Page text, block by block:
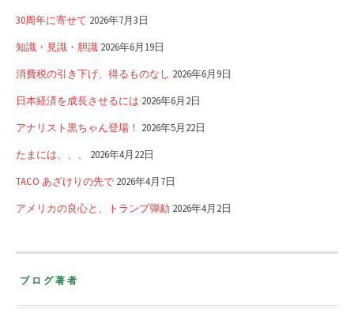
30周年に寄せて 2026年7月3日
知識・見識・胆識 2026年6月19日
消費税の引き下げ、得るものなし 2026年6月9日
日本経済を成長させるには 2026年6月2日
アナリスト黒ちゃん登場！ 2026年5月22日
たまには、、、 2026年4月22日
TACO あざけりの先で 2026年4月7日
アメリカの良心と、トランプ弾劾 2026年4月2日
ブログ著者